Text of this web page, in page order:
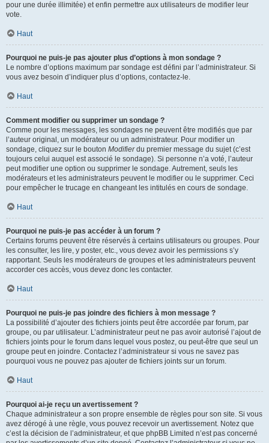
pour une durée illimitée) et enfin permettre aux utilisateurs de modifier leur
vote.
Haut
Pourquoi ne puis-je pas ajouter plus d’options à mon sondage ?
Le nombre d’options maximum par sondage est défini par l’administrateur. Si
vous avez besoin d’indiquer plus d’options, contactez-le.
Haut
Comment modifier ou supprimer un sondage ?
Comme pour les messages, les sondages ne peuvent être modifiés que par
l’auteur original, un modérateur ou un administrateur. Pour modifier un
sondage, cliquez sur le bouton Modifierdu premier message du sujet (c’est
toujours celui auquel est associé le sondage). Si personne n’a voté, l’auteur
peut modifier une option ou supprimer le sondage. Autrement, seuls les
modérateurs et les administrateurs peuvent le modifier ou le supprimer. Ceci
pour empêcher le trucage en changeant les intitulés en cours de sondage.
Haut
Pourquoi ne puis-je pas accéder à un forum ?
Certains forums peuvent être réservés à certains utilisateurs ou groupes. Pour
les consulter, les lire, y poster, etc., vous devez avoir les permissions s’y
rapportant. Seuls les modérateurs de groupes et les administrateurs peuvent
accorder ces accès, vous devez donc les contacter.
Haut
Pourquoi ne puis-je pas joindre des fichiers à mon message ?
La possibilité d’ajouter des fichiers joints peut être accordée par forum, par
groupe, ou par utilisateur. L’administrateur peut ne pas avoir autorisé l’ajout de
fichiers joints pour le forum dans lequel vous postez, ou peut-être que seul un
groupe peut en joindre. Contactez l’administrateur si vous ne savez pas
pourquoi vous ne pouvez pas ajouter de fichiers joints sur un forum.
Haut
Pourquoi ai-je reçu un avertissement ?
Chaque administrateur a son propre ensemble de règles pour son site. Si vous
avez dérogé à une règle, vous pouvez recevoir un avertissement. Notez que
c’est la décision de l’administrateur, et que phpBB Limited n’est pas concerné